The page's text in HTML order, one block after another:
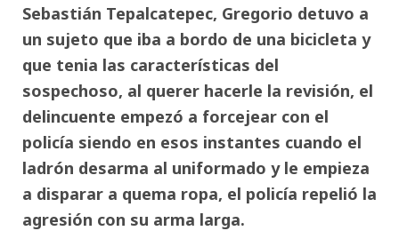
Sebastián Tepalcatepec, Gregorio detuvo a
un sujeto que iba a bordo de una bicicleta y
que tenia las características del
sospechoso, al querer hacerle la revisión, el
delincuente empezó a forcejear con el
policía siendo en esos instantes cuando el
ladrón desarma al uniformado y le empieza
a disparar a quema ropa, el policía repelió la
agresión con su arma larga.